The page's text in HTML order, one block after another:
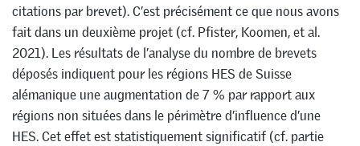
citations par brevet). C’est précisément ce que nous avons
fait dans un deuxième projet (cf. Pfister, Koomen, et al.
2021). Les résultats de l’analyse du nombre de brevets
déposés indiquent pour les régions HES de Suisse
alémanique une augmentation de 7 % par rapport aux
régions non situées dans le périmètre d’influence d’une
HES. Cet effet est statistiquement significatif (cf. partie